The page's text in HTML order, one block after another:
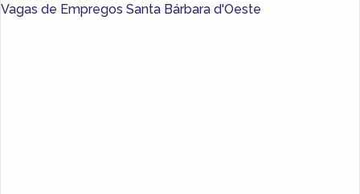
Vagas de Empregos Santa Bárbara d'Oeste